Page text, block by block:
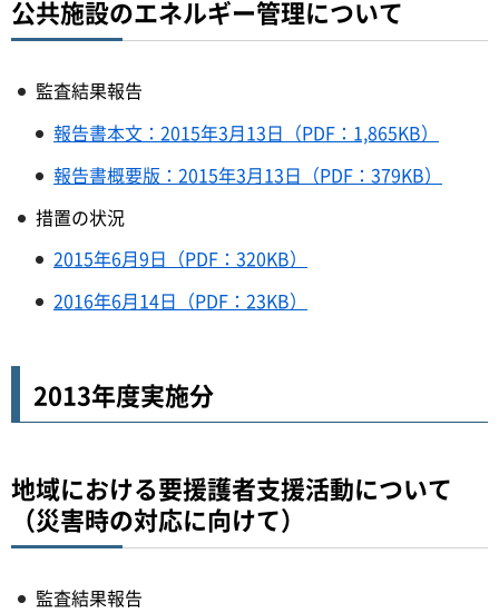
公共施設のエネルギー管理について
監査結果報告
報告書本文：2015年3月13日（PDF：1,865KB）
報告書概要版：2015年3月13日（PDF：379KB）
措置の状況
2015年6月9日（PDF：320KB）
2016年6月14日（PDF：23KB）
2013年度実施分
地域における要援護者支援活動について
（災害時の対応に向けて）
監査結果報告